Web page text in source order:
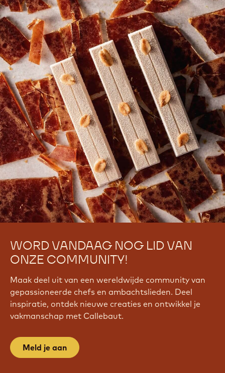
WORD VANDAAG NOG LID VAN
ONZE COMMUNITY!
Maak deel uit van een wereldwijde community van
gepassioneerde chefs en ambachtslieden. Deel
inspiratie, ontdek nieuwe creaties en ontwikkel je
vakmanschap met Callebaut.
Meld je aan